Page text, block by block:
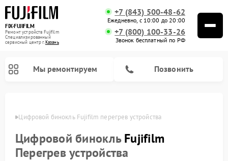
FIX-FUJIFILM
Ремонт устройств Fujifilm
Специализированный
cервисный центр г.Казань
+7 (843) 500-48-62
Ежедневно, с 10:00 до 20:00
+7 (800) 100-33-26
Звонок бесплатный по РФ
Мы ремонтируем Позвонить
Цифровой бинокль Fujifilm перегрев устройства
Цифровой бинокльFujifilm
Перегрев устройства